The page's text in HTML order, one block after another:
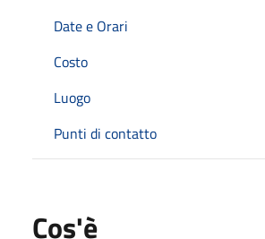
Date e Orari
Costo
Luogo
Punti di contatto
Cos'è